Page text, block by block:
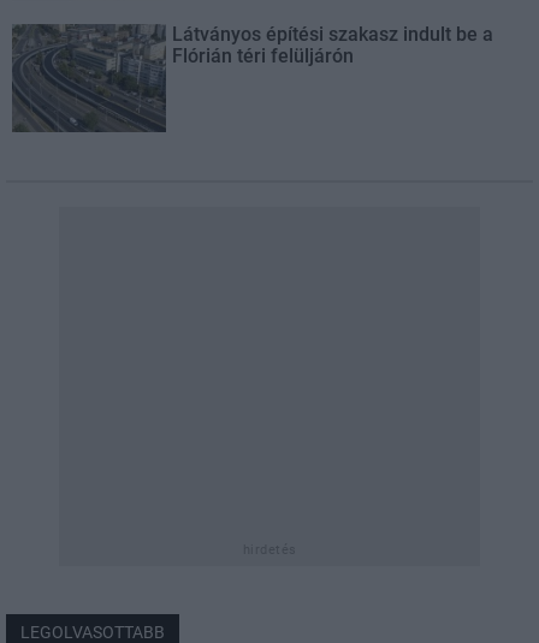
Látványos építési szakasz indult be a
Flórián téri felüljárón
LEGOLVASOTTABB